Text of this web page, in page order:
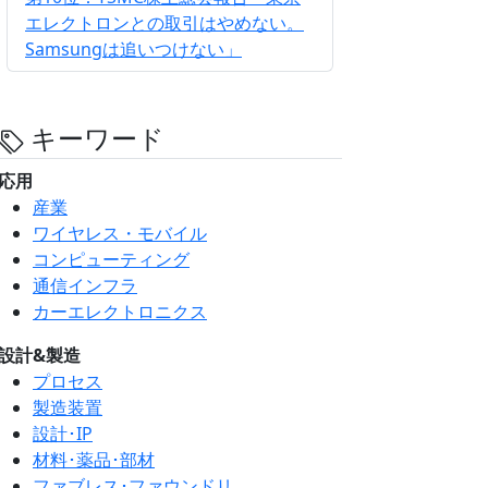
エレクトロンとの取引はやめない。
Samsungは追いつけない」
キーワード
用
産業
ワイヤレス・モバイル
コンピューティング
通信インフラ
カーエレクトロニクス
計&製造
プロセス
製造装置
設計･IP
材料･薬品･部材